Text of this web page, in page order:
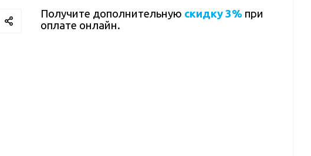
Получите дополнительную скидку 3% при
оплате онлайн.